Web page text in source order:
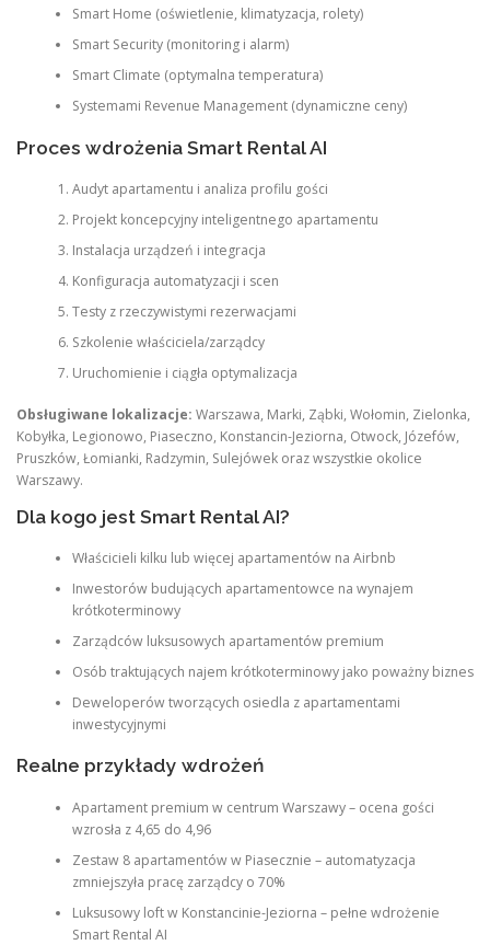
Smart Home (oświetlenie, klimatyzacja, rolety)
Smart Security (monitoring i alarm)
Smart Climate (optymalna temperatura)
Systemami Revenue Management (dynamiczne ceny)
Proces wdrożenia Smart Rental AI
Audyt apartamentu i analiza profilu gości
Projekt koncepcyjny inteligentnego apartamentu
Instalacja urządzeń i integracja
Konfiguracja automatyzacji i scen
Testy z rzeczywistymi rezerwacjami
Szkolenie właściciela/zarządcy
Uruchomienie i ciągła optymalizacja
Obsługiwane lokalizacje: Warszawa, Marki, Ząbki, Wołomin, Zielonka,
Kobyłka, Legionowo, Piaseczno, Konstancin-Jeziorna, Otwock, Józefów,
Pruszków, Łomianki, Radzymin, Sulejówek oraz wszystkie okolice
Warszawy.
Dla kogo jest Smart Rental AI?
Właścicieli kilku lub więcej apartamentów na Airbnb
Inwestorów budujących apartamentowce na wynajem
krótkoterminowy
Zarządców luksusowych apartamentów premium
Osób traktujących najem krótkoterminowy jako poważny biznes
Deweloperów tworzących osiedla z apartamentami
inwestycyjnymi
Realne przykłady wdrożeń
Apartament premium w centrum Warszawy – ocena gości
wzrosła z 4,65 do 4,96
Zestaw 8 apartamentów w Piasecznie – automatyzacja
zmniejszyła pracę zarządcy o 70%
Luksusowy loft w Konstancinie-Jeziorna – pełne wdrożenie
Smart Rental AI